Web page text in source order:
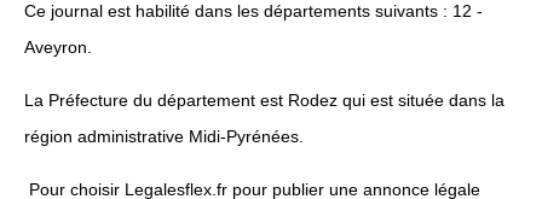
Ce journal est habilité dans les départements suivants : 12 -
Aveyron.
La Préfecture du département est Rodez qui est située dans la
région administrative Midi-Pyrénées.
Pour choisir Legalesflex.fr pour publier une annonce légale